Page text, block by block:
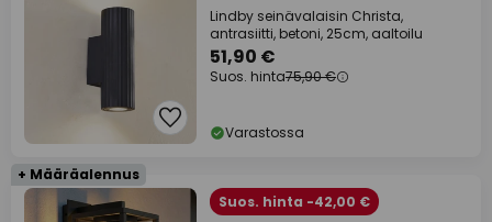
Lindby seinävalaisin Christa,
antrasiitti, betoni, 25cm, aaltoilu
51,90 €
Suos. hinta75,90 €
Varastossa
+ Määräalennus
Suos. hinta -42,00 €